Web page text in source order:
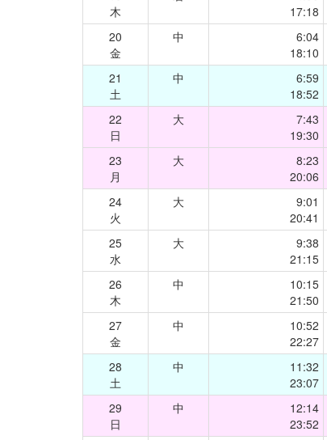
木
17:18
20
金
中
6:04
18:10
21
土
中
6:59
18:52
22
日
大
7:43
19:30
23
月
大
8:23
20:06
24
火
大
9:01
20:41
25
水
大
9:38
21:15
26
木
中
10:15
21:50
27
金
中
10:52
22:27
28
土
中
11:32
23:07
29
日
中
12:14
23:52